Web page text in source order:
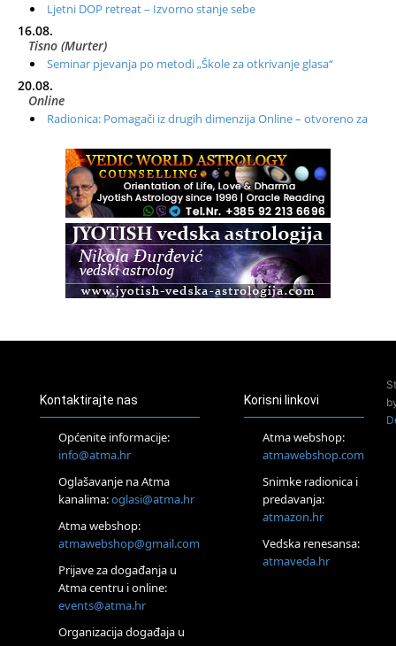
Ljetni DOP retreat – Izvorno stanje sebe
16.08.
Tisno (Murter)
Seminar pjevanja po metodi „Škole za otkrivanje glasa“
20.08.
Online
Radionica: Pomagači iz drugih dimenzija Online – otvoreno za
Zagreb+Online
Osnovni ThetaHealing® tečaj, Zagreb i Online
Access BARS®, otpusti stres
Access Energetski Facelift®
Tečaj Višeg Vodstva, razvijanja intuicije i Akaša zapisa
25.08.
Upisi u program Profesionalni hipnoterapeut — nova
generacija kreće 25.08. 2026.
Online
Visoko
Alemka Dauskardt – Jednodnevna radionica sistemskih
konstelacija
HOD PO ŽERAVICI – Seminar koji mijenja tijelo, duh i um
Kontaktirajte nas
Općenite informacije:
info@atma.hr
Oglašavanje na Atma
kanalima:oglasi@atma.hr
Atma webshop:
atmawebshop@gmail.com
Prijave za događanja u
Atma centru i online:
events@atma.hr
Organizacija događaja u
Korisni linkovi
Atma webshop:
atmawebshop.com
Snimke radionica i
predavanja:
atmazon.hr
Vedska renesansa:
atmaveda.hr